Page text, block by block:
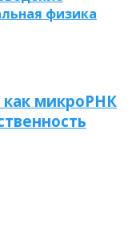
физика
микроРНК